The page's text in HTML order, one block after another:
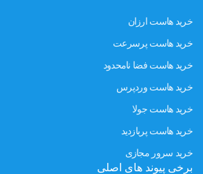
خرید هاست ارزان
خرید هاست پرسرعت
خرید هاست فضا نامحدود
خرید هاست وردپرس
خرید هاست جولا
خرید هاست پربازدید
خرید سرور مجازی
برخی پیوند های اصلی